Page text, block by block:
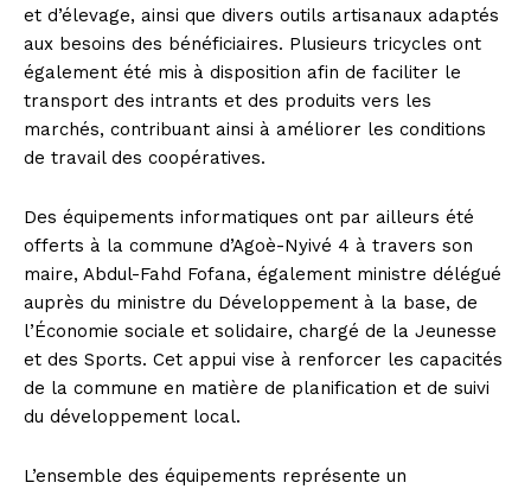
et d’élevage, ainsi que divers outils artisanaux adaptés
aux besoins des bénéficiaires. Plusieurs tricycles ont
également été mis à disposition afin de faciliter le
transport des intrants et des produits vers les
marchés, contribuant ainsi à améliorer les conditions
de travail des coopératives.
Des équipements informatiques ont par ailleurs été
offerts à la commune d’Agoè-Nyivé 4 à travers son
maire, Abdul-Fahd Fofana, également ministre délégué
auprès du ministre du Développement à la base, de
l’Économie sociale et solidaire, chargé de la Jeunesse
et des Sports. Cet appui vise à renforcer les capacités
de la commune en matière de planification et de suivi
du développement local.
L’ensemble des équipements représente un